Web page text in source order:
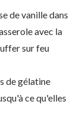
de vanille dans
avec la
sur feu
de gélatine
ce qu'elles